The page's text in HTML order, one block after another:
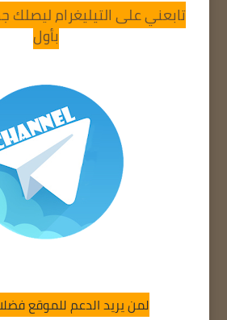
تابعني على التيليغرام ليصلك
بأول
لمن يريد الدعم للموقع